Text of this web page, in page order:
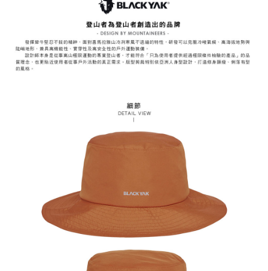
易，需依本服務之必要範圍內提供個人資料，並將交易相關給付款項請求債
權轉讓予恩沛科技股份有限公司。
２．關於個人資料處理事宜，請瀏覽以下網址：
https://aftee.tw/terms/#terms3
３．未成年的使用者請事先徵得法定代理人或監護人之同意方可使用
「AFTEE先享後付」，若未經同意申辦者引起之損失，本公司不負相關責
任。
５．嚴禁一人註冊多個帳號或使用他人資訊註冊。若發現惡意使用之情形，
恩沛科技股份有限公司將有權停止該用戶之使用額度並採取法律行動。
每筆NT$60，滿NT$799(含以上)免運費
宅配
每筆NT$70，滿NT$799(含以上)免運費